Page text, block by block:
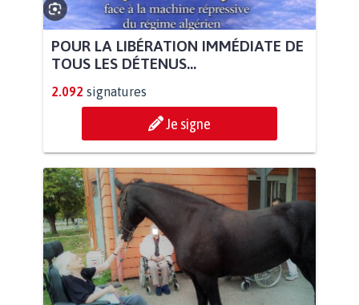
POUR LA LIBÉRATION IMMÉDIATE DE
TOUS LES DÉTENUS...
2.092 signatures
Je signe